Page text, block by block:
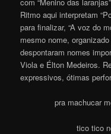
Ritmo aqui interpretam
para finalizar, “A voz do
mesmo nome,
despontaram nomes
Viola e Élton Medeiros.
expressivos, ótimas
pra machucar
tico tico